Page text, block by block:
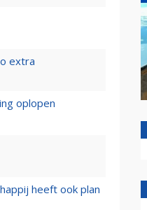
extra
oplopen
heeft ook plan